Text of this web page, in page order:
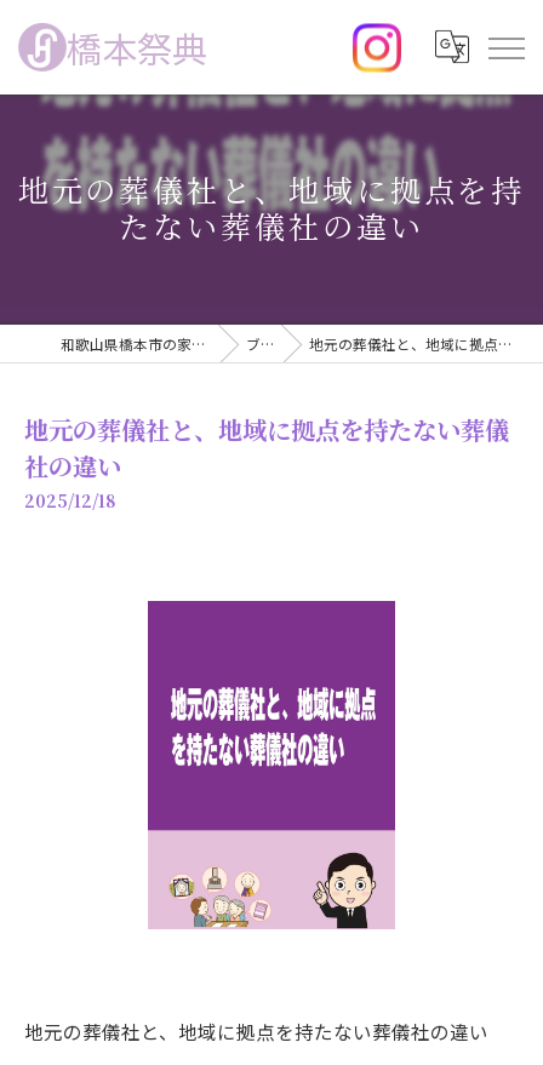
橋本祭典
地元の葬儀社と、地域に拠点を持
たない葬儀社の違い
和歌山県橋本市の家族葬なら橋本祭典 ブログ 地元の葬儀社と、地域に拠点を持たない葬儀社の違い
地元の葬儀社と、地域に拠点を持たない葬儀
社の違い
2025/12/18
地元の葬儀社と、地域に拠点を持たない葬儀社の違い